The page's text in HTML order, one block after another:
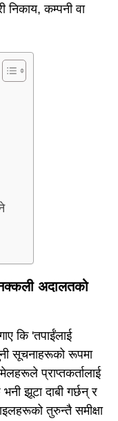
निकाय, कम्पनी वा
अदालतको
कि 'तपाईंलाई
सूचनाहरूको रूपमा
प्राप्तकर्तालाई
झूटा दाबी गर्छन् र
तुरुन्तै समीक्षा